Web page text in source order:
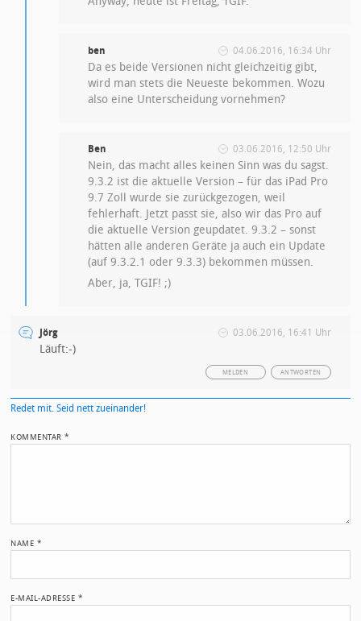
ben 04.06.2016, 16:34 Uhr
Da es beide Versionen nicht gleichzeitig gibt,
wird man stets die Neueste bekommen. Wozu
also eine Unterscheidung vornehmen?
Ben 03.06.2016, 12:50 Uhr
Nein, das macht alles keinen Sinn was du sagst.
9.3.2 ist die aktuelle Version – für das iPad Pro
9.7 Zoll wurde sie zurückgezogen, weil
fehlerhaft. Jetzt passt sie, also wir das Pro auf
die aktuelle Version geupdatet. 9.3.2 – sonst
hätten alle anderen Geräte ja auch ein Update
(auf 9.3.2.1 oder 9.3.3) bekommen müssen.
Aber, ja, TGIF! ;)
Jörg 03.06.2016, 16:41 Uhr
Läuft:-)
ANTWORTEN
MELDEN
Redet mit. Seid nett zueinander!
KOMMENTAR*
NAME *
E-MAIL-ADRESSE *